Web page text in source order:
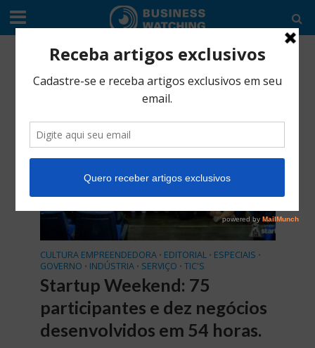
Tag - Ignitions
CULTURA EMPREENDEDORA • EDITORIAL • ESPECIAIS •
GOVERNO • INDÚSTRIA • SERVIÇO • TIC'S
Startup Weekend: 75
participantes e dez negócios
desenvolvidos em 54 horas.